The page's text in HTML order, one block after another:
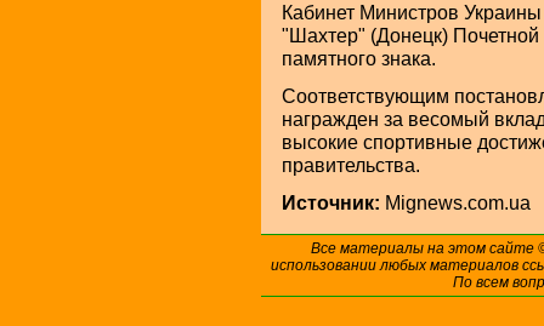
Кабинет Министров
"Шахтер" (Донецк) Почетной
памятного знака.
Соответствующим
награжден за весомый
высокие спортивные
правительства.
Источник: Mignews.com.ua
Все материалы на этом сайте
использовании любых материалов
По всем